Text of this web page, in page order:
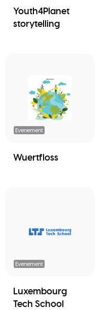
Youth4Planet
storytelling
Evenement
Wuertfloss
Evenement
Luxembourg
Tech School